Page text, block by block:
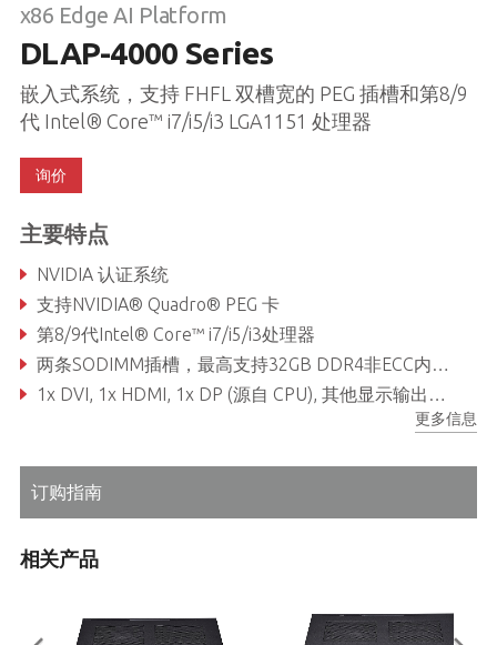
x86 Edge AI Platform
DLAP-4000 Series
嵌入式系统，支持 FHFL 双槽宽的 PEG 插槽和第8/9
代 Intel® Core™ i7/i5/i3 LGA1151 处理器
询价
主要特点
NVIDIA 认证系统
支持NVIDIA® Quadro® PEG 卡
第8/9代Intel® Core™ i7/i5/i3处理器
两条SODIMM插槽，最高支持32GB DDR4非ECC内存 (取决于CPU)
1x DVI, 1x HDMI, 1x DP (源自 CPU), 其他显示输出源自PEG卡
1x Mini PCIe 插槽，用于Wi-Fi/蓝牙或LTE模块, 1x M.2 M key 支持 2280 SATA SSD 模块, 1x PCIe x16 插槽，用于PEG卡更多信息
订购指南
相关产品